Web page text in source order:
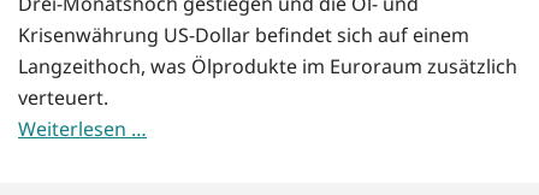
Krisenwährung US-Dollar befindet sich auf einem
Langzeithoch, was Ölprodukte im Euroraum zusätzlich
verteuert.
Weiterlesen …